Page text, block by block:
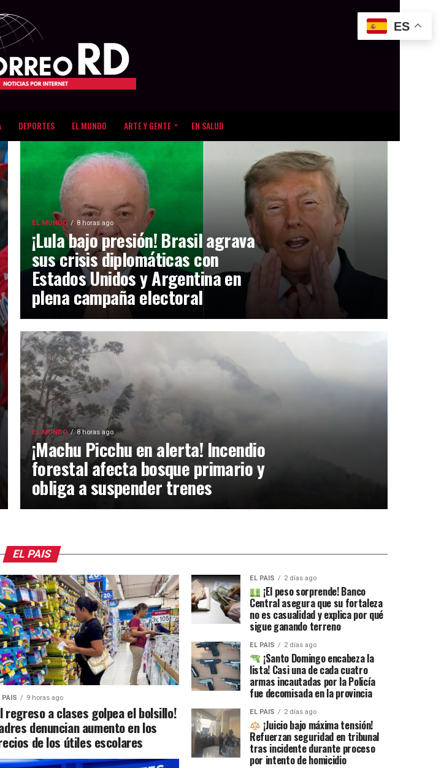
DEPORTES EL MUNDO ARTE Y GENTE EN SALUD
EL MUNDO 8 horas ago
¡Lula bajo presión! Brasil agrava
sus crisis diplomáticas con
Estados Unidos y Argentina en
plena campaña electoral
EL MUNDO 8 horas ago
¡Machu Picchu en alerta! Incendio
forestal afecta bosque primario y
obliga a suspender trenes
EL PAIS
PAIS 9 horas ago
regreso a clases golpea el bolsillo!
denuncian aumento en los
de los útiles escolares
EL PAIS 2 días ago
¡El peso sorprende! Banco
Central asegura que su fortaleza
no es casualidad y explica por qué
sigue ganando terreno
EL PAIS 2 días ago
¡Santo Domingo encabeza la
lista! Casi una de cada cuatro
armas incautadas por la Policía
fue decomisada en la provincia
EL PAIS 2 días ago
¡Juicio bajo máxima tensión!
Refuerzan seguridad en tribunal
tras incidente durante proceso
por intento de homicidio
ES